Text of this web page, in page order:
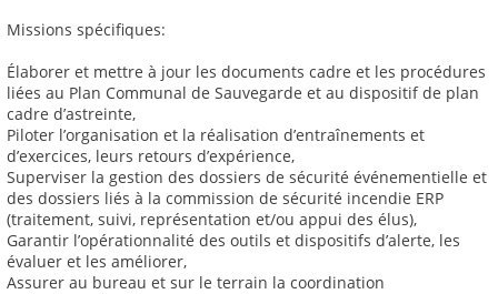
Missions spécifiques:
Élaborer et mettre à jour les documents cadre et les procédures
liées au Plan Communal de Sauvegarde et au dispositif de plan
cadre d’astreinte,
Piloter l’organisation et la réalisation d’entraînements et
d’exercices, leurs retours d’expérience,
Superviser la gestion des dossiers de sécurité événementielle et
des dossiers liés à la commission de sécurité incendie ERP
(traitement, suivi, représentation et/ou appui des élus),
Garantir l’opérationnalité des outils et dispositifs d’alerte, les
évaluer et les améliorer,
Assurer au bureau et sur le terrain la coordination